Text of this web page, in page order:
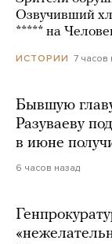
Озвучивший
***** на
ИСТОРИИ 7 часов
Бывшую
Разуваеву
в июне
6 часов назад